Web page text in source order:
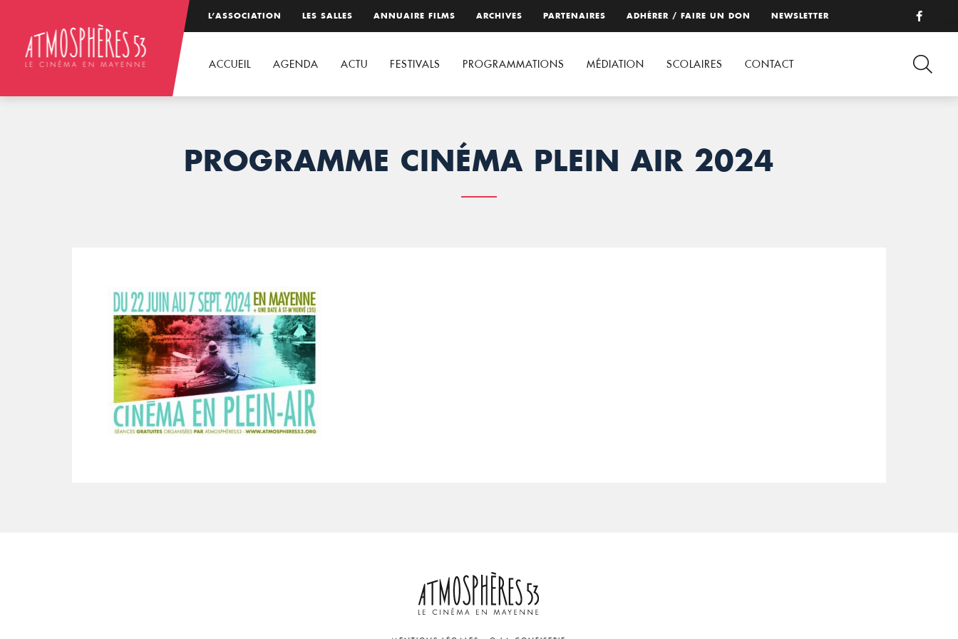
L’ASSOCIATION LES SALLES ANNUAIRE FILMS ARCHIVES PARTENAIRES ADHÉRER / FAIRE UN DON NEWSLETTER
ACCUEIL AGENDA ACTU FESTIVALS PROGRAMMATIONS MÉDIATION SCOLAIRES CONTACT
PROGRAMME CINÉMA PLEIN AIR 2024